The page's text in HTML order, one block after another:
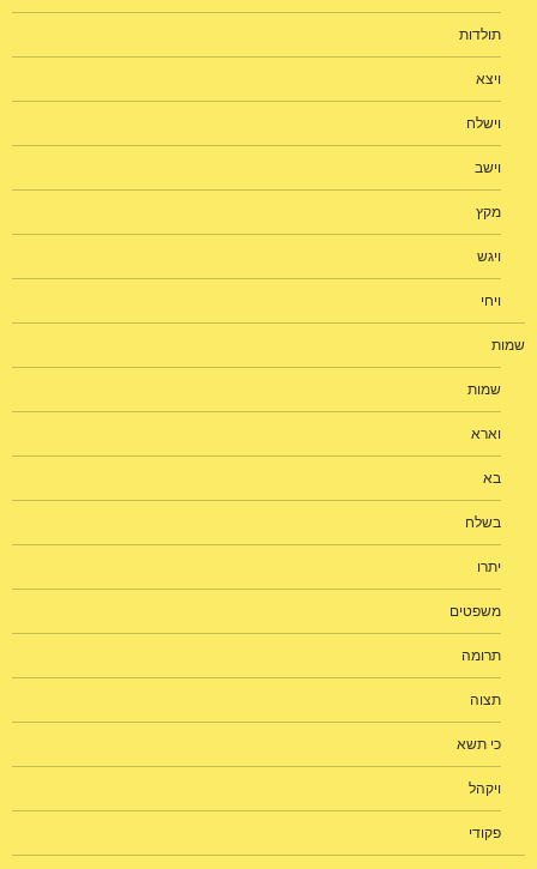
תולדות
ויצא
וישלח
וישב
מקץ
ויגש
ויחי
שמות
שמות
וארא
בא
בשלח
יתרו
משפטים
תרומה
תצוה
כי תשא
ויקהל
פקודי